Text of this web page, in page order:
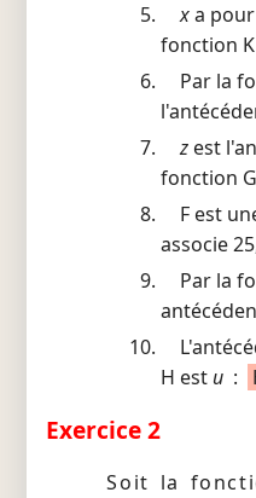
xa
fonction
Par la
z est
fonction
F est
associe
Par la
H est u :
Exercice 2
Soit la